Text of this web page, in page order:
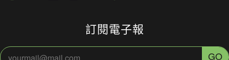
訂閱電子報